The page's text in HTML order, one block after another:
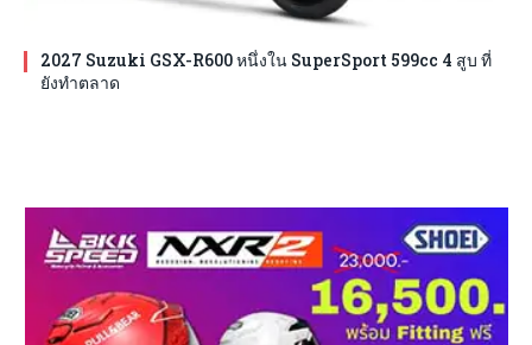
2027 Suzuki GSX-R600 หนึ่งใน SuperSport 599cc 4 สูบ ที่
ยังทำตลาด